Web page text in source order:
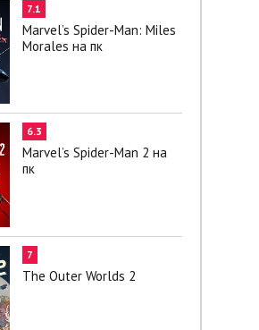
7.1
Marvel’s Spider-Man: Miles
Morales на пк
6.3
Marvel’s Spider-Man 2 на
пк
7
The Outer Worlds 2